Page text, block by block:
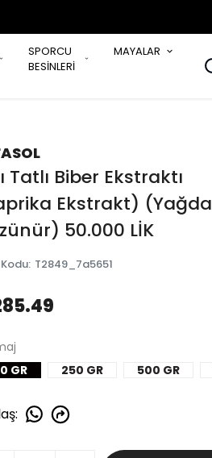
SPORCU
BESİNLERİ
MAYALAR
Tatlı Biber Ekstraktı
Ekstrakt) (Yağda
50.000 LİK
: T2849_7a5651
GR
250 GR 500 GR
: